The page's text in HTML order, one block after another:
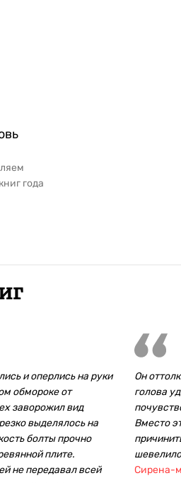
года
и оперлись на руки
обмороке от
заворожил вид
выделялось на
болты прочно
плите.
не передавал всей
Он
голова
Вместо
Сирена-